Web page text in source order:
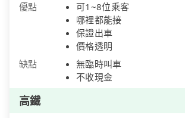
優點
可1~8位乘客
哪裡都能接
保證出車
價格透明
缺點
無臨時叫車
不收現金
高鐵